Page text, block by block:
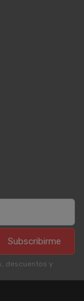
Subscribirme
descuentos y